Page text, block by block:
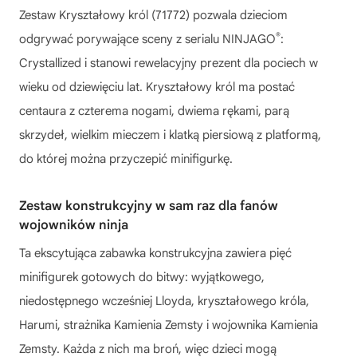
Zestaw Kryształowy król (71772) pozwala dzieciom
odgrywać porywające sceny z serialu NINJAGO®:
Crystallized i stanowi rewelacyjny prezent dla pociech w
wieku od dziewięciu lat. Kryształowy król ma postać
centaura z czterema nogami, dwiema rękami, parą
skrzydeł, wielkim mieczem i klatką piersiową z platformą,
do której można przyczepić minifigurkę.
Zestaw konstrukcyjny w sam raz dla fanów
wojowników ninja
Ta ekscytująca zabawka konstrukcyjna zawiera pięć
minifigurek gotowych do bitwy: wyjątkowego,
niedostępnego wcześniej Lloyda, kryształowego króla,
Harumi, strażnika Kamienia Zemsty i wojownika Kamienia
Zemsty. Każda z nich ma broń, więc dzieci mogą